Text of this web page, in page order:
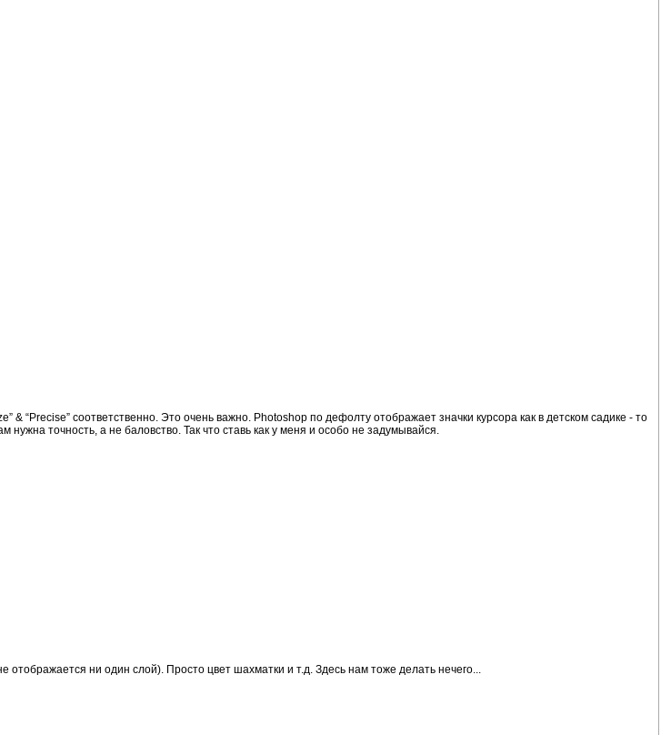
& “Precise” соответственно. Это очень важно. Photoshop по дефолту отображает значки курсора как в детском садике - то
точность, а не баловство. Так что ставь как у меня и особо не задумывайся.
отображается ни один слой). Просто цвет шахматки и т.д. Здесь нам тоже делать нечего...